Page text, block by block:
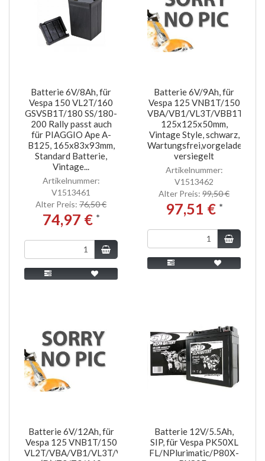
Batterie 6V/8Ah, für
Vespa 150 VL2T/160
GSVSB1T/180 SS/180-
200 Rally passt auch
für PIAGGIO Ape A-
B125, 165x83x93mm,
Standard Batterie,
Vintage...
Artikelnummer:
V1513461
Alter Preis: 76,50 €
74,97 € *
Batterie 6V/9Ah, für
Vespa 125 VNB1T/150
VBA/VB1/VL3T/VBB1T/T4/
125x125x50mm,
Vintage Style, schwarz,
Wartungsfrei,vorgeladen,
versiegelt
Artikelnummer:
V1513462
Alter Preis: 99,50 €
97,51 € *
Batterie 6V/12Ah, für
Vespa 125 VNB1T/150
VL2T/VBA/VB1/VL3T/VBB1T/T4/GL/VGL1/GS
Batterie 12V/5.5Ah,
SIP, für Vespa PK50XL
FL/NPlurimatic/P80X-